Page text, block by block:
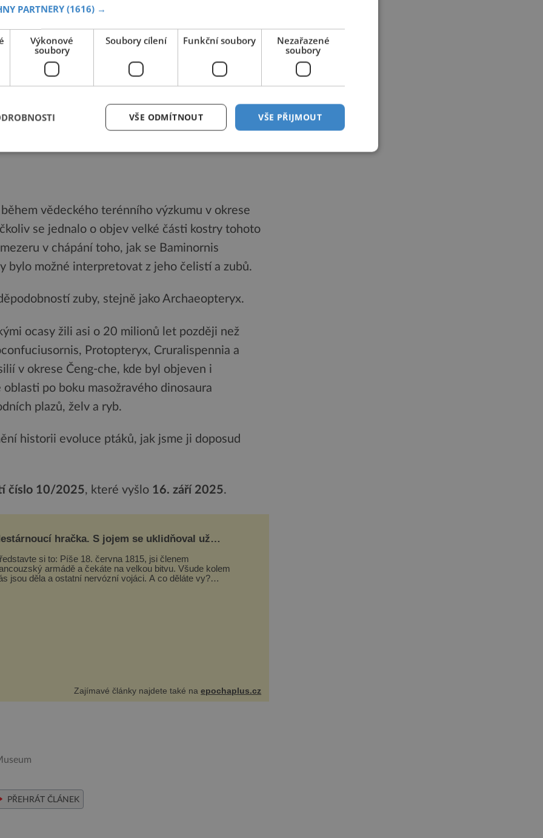
London Natural History Museum
zcela odlišnou anatomii, přičemž navíc
asi 8 800 km, naznačuje, že před jejich
evoluce.
před 172 až 164 miliony let, tedy o miliony
Min Wang, hlavní autor studie o Baminornisovi
letošního roku v časopise Nature.
vědeckého terénního výzkumu v okrese
se jednalo o objev velké části kostry tohoto
v chápání toho, jak se Baminornis
bylo možné interpretovat z jeho čelistí a zubů.
zuby, stejně jako Archaeopteryx.
ocasy žili asi o 20 milionů let později než
Protopteryx, Cruralispennia a
v okrese Čeng-che, kde byl objeven i
po boku masožravého dinosaura
plazů, želv a ryb.
historii evoluce ptáků, jak jsme ji doposud
číslo 10/2025, které vyšlo 16. září 2025.
hračka. S jojem se uklidňoval už
si to: Píše 18. června 1815, jsi členem
armádě a čekáte na velkou bitvu. Všude kolem
jsou děla a ostatní nervózní vojáci. A co děláte vy?
Zajímavé články najdete také naepochaplus.cz
PŘEHRÁT ČLÁNEK
PARTNERY (1616) →
Výkonové
soubory
Soubory cílení Funkční soubory
Nezařazené
soubory
VŠE PŘIJMOUT
VŠE ODMÍTNOUT